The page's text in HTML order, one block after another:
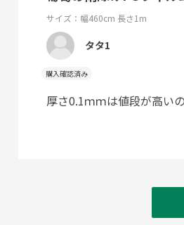
サイズ：幅460cm 長さ1m
タタ1
購入確認済み
厚さ0.1ｍｍは値段が高い